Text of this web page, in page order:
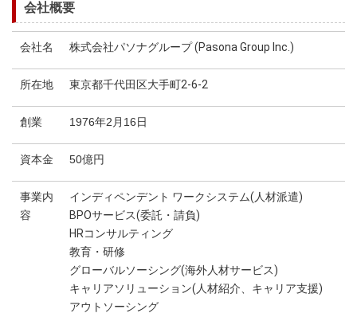
会社概要
会社名 株式会社パソナグループ (Pasona Group Inc.)
所在地 東京都千代田区大手町2-6-2
創業 1976年2月16日
資本金 50億円
事業内
容
インディペンデント ワークシステム(人材派遣)
BPOサービス(委託・請負)
HRコンサルティング
教育・研修
グローバルソーシング(海外人材サービス)
キャリアソリューション(人材紹介、キャリア支援)
アウトソーシング